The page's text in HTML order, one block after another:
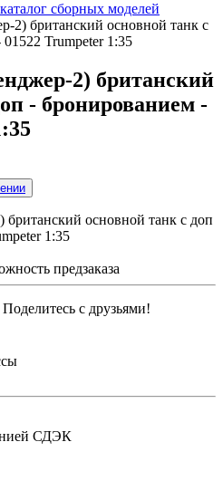
сборных моделей
2) британский основной танк с
Trumpeter 1:35
2) британский
- бронированием -
предзаказа
с друзьями!
СДЭК